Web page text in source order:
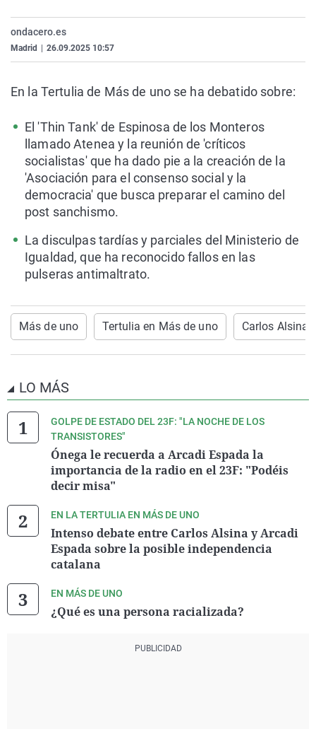
Como el perro y el
Equipo de
Operación Viuda
La Rioja
Navarra
Elecciones
ondacero.es
Madrid 26.09.2025 10:57
En la Tertulia de Más de uno se ha debatido sobre:
El 'Thin Tank' de Espinosa de los Monteros
llamado Atenea y la reunión de 'críticos
socialistas' que ha dado pie a la creación de la
'Asociación para el consenso social y la
democracia' que busca preparar el camino del
post sanchismo.
La disculpas tardías y parciales del Ministerio de
Igualdad, que ha reconocido fallos en las
pulseras antimaltrato.
Más de uno Tertulia en Más de uno Carlos Alsina
LO MÁS
GOLPE DE ESTADO DEL 23F: "LA NOCHE DE LOS
TRANSISTORES"
Ónega le recuerda a Arcadi Espada la
importancia de la radio en el 23F: "Podéis
decir misa"
EN LA TERTULIA EN MÁS DE UNO
Intenso debate entre Carlos Alsina y Arcadi
Espada sobre la posible independencia
catalana
EN MÁS DE UNO
¿Qué es una persona racializada?